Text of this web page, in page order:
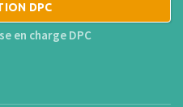
DPC
en charge DPC